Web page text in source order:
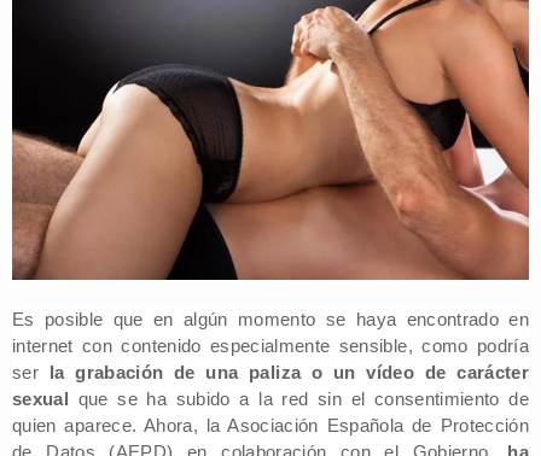
Es posible que en algún momento se haya encontrado en
internet con contenido especialmente sensible, como podría
ser la grabación de una paliza o un vídeo de carácter
sexual que se ha subido a la red sin el consentimiento de
quien aparece. Ahora, la Asociación Española de Protección
de Datos (AEPD) en colaboración con el Gobierno, ha